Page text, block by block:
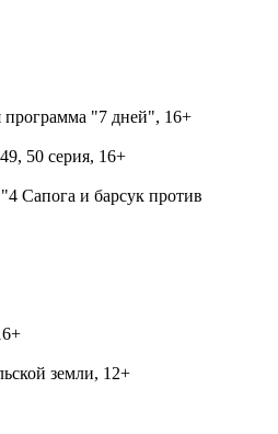
"7 дней", 16+
50 серия, 16+
Сапога и барсук против
земли, 12+